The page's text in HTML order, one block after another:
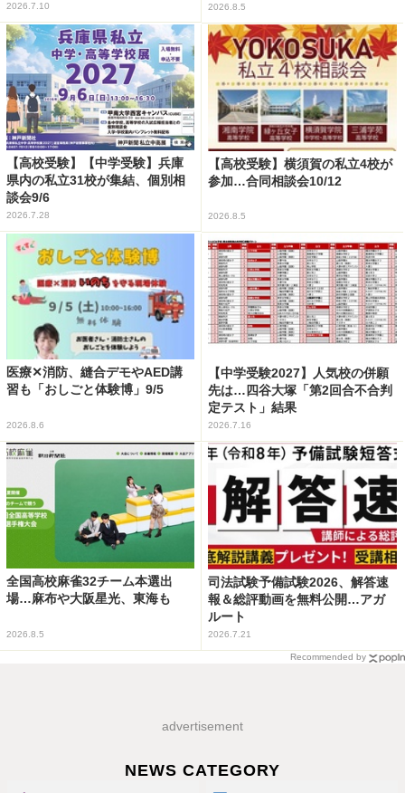
2026.7.10 2026.8.5
【高校受験】【中学受験】兵庫
県内の私立31校が集結、個別相
談会9/6
2026.7.28
【高校受験】横須賀の私立4校が
参加…合同相談会10/12
2026.8.5
医療✕消防、縫合デモやAED講
習も「おしごと体験博」9/5
2026.8.6
【中学受験2027】人気校の併願
先は…四谷大塚「第2回合不合判
定テスト」結果
2026.7.16
全国高校麻雀32チーム本選出
場…麻布や大阪星光、東海も
2026.8.5
司法試験予備試験2026、解答速
報＆総評動画を無料公開…アガ
ルート
2026.7.21
Recommended by
advertisement
NEWS CATEGORY